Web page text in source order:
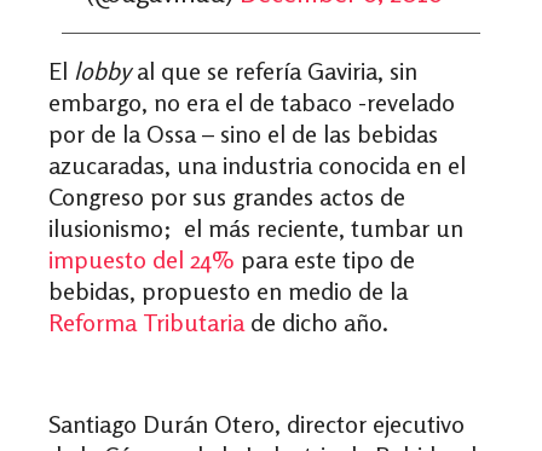
El lobbyal que se refería Gaviria, sin
embargo, no era el de tabaco -revelado
por de la Ossa – sino el de las bebidas
azucaradas, una industria conocida en el
Congreso por sus grandes actos de
ilusionismo; el más reciente, tumbar un
impuesto del 24% para este tipo de
bebidas, propuesto en medio de la
Reforma Tributariade dicho año.
Santiago Durán Otero, director ejecutivo